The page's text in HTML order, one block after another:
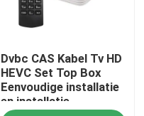
Dvbc CAS Kabel Tv HD
HEVC Set Top Box
Eenvoudige installatie
en installatie